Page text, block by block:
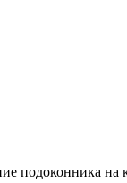
подоконника на